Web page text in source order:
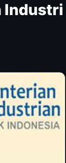
Industri